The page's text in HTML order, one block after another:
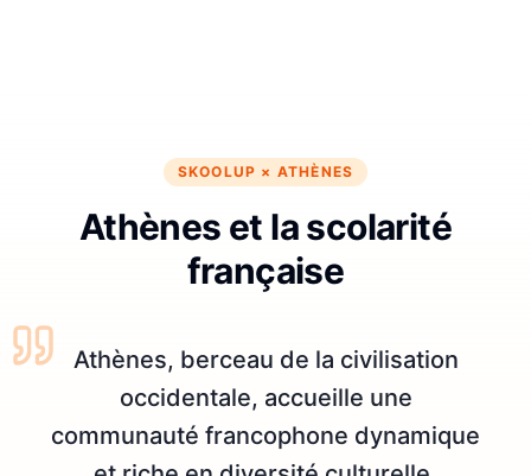
SKOOLUP × ATHÈNES
Athènes et la scolarité
française
Athènes, berceau de la civilisation
occidentale, accueille une
communauté francophone dynamique